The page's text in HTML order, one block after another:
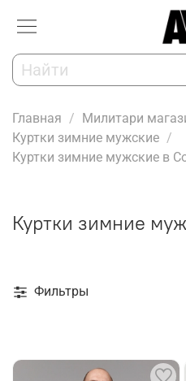
Главная
Милитари
Куртки зимние мужские
Куртки зимние мужские в
Куртки зимние
Фильтры